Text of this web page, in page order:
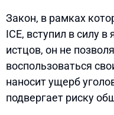
Закон, в рамках
ICE, вступил в силу
истцов, он не
воспользоваться
наносит ущерб
подвергает риску